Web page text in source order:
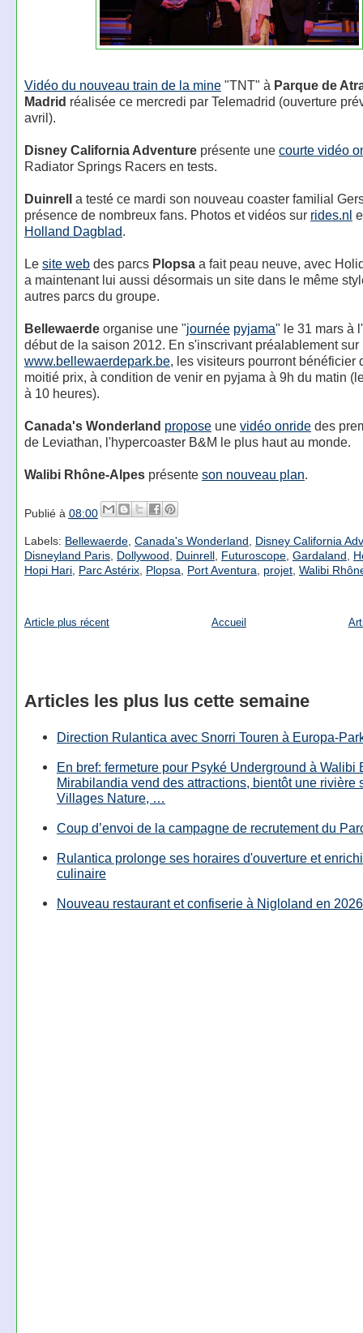
Vidéo du nouveau train de la mine"TNT" à Parque de
Madrid réalisée ce mercredi par Telemadrid (ouverture
avril).
Disney California Adventureprésente une courte vidéo
Radiator Springs Racers en tests.
Duinrella testé ce mardi son nouveau coaster familial
présence de nombreux fans. Photos et vidéos sur rides.nl
Holland Dagblad.
Le site webdes parcs Plopsaa fait peau neuve, avec
a maintenant lui aussi désormais un site dans le même
autres parcs du groupe.
Bellewaerdeorganise une "journée pyjama" le 31 mars à
début de la saison 2012. En s'inscrivant préalablement sur
www.bellewaerdepark.be, les visiteurs pourront bénéficier
moitié prix, à condition de venir en pyjama à 9h du matin
à 10 heures).
Canada's Wonderland proposeune vidéo onridedes
de Leviathan, l'hypercoaster B&M le plus haut au monde.
Walibi Rhône-Alpesprésente son nouveau plan.
Publié à 08:00
Labels: Bellewaerde, Canada's Wonderland
Disney California
Disneyland Paris, Dollywood Duinrell, Futuroscope, Gardaland
Hopi Hari, Parc Astérix, Plopsa Port Aventura projet, Walibi
Article plus récent Accueil
Articles les plus lus cette semaine
Direction Rulantica avec Snorri Touren à Europa-
En bref: fermeture pour Psyké Underground à Walibi
Mirabilandia vend des attractions, bientôt une rivière
Villages Nature, …
Coup d’envoi de la campagne de recrutement du
Rulantica prolonge ses horaires d'ouverture et
culinaire
Nouveau restaurant et confiserie à Nigloland en 2026